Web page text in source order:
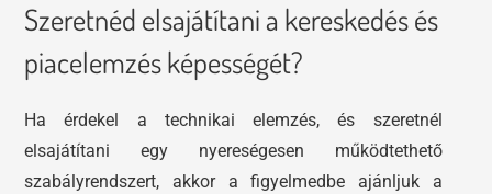
Szeretnéd elsajátítani a kereskedés és
piacelemzés képességét?
Ha érdekel a technikai elemzés, és szeretnél
elsajátítani egy nyereségesen működtethető
szabályrendszert, akkor a figyelmedbe ajánljuk a